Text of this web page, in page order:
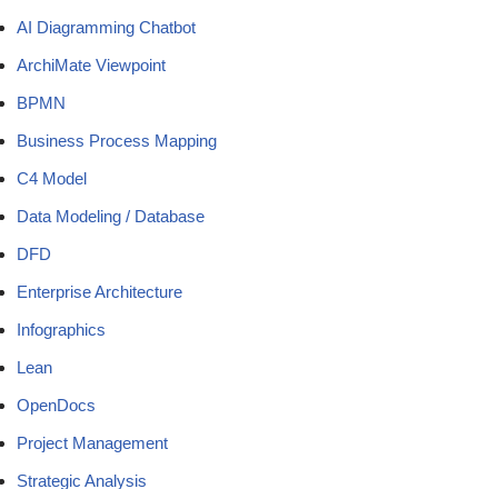
AI Diagramming Chatbot
ArchiMate Viewpoint
BPMN
Business Process Mapping
C4 Model
Data Modeling / Database
DFD
Enterprise Architecture
Infographics
Lean
OpenDocs
Project Management
Strategic Analysis